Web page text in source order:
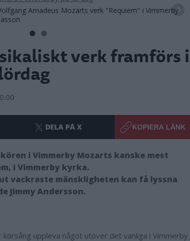
Amadeus Mozarts verk "Requiem" i Vimmerby
verk framförs i
DELA PÅ X KOPIERA LÄNK
i Vimmerby Mozarts kanske mest
i Vimmerby kyrka.
vackraste mänskligheten kan få lyssna
Jimmy Andersson.
uppleva något utöver det vanliga i Vimmerby